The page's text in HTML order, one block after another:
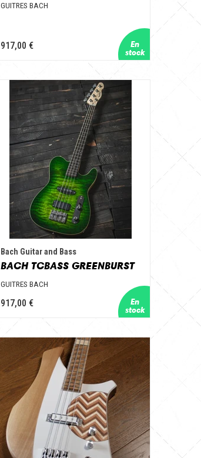
GUITRES BACH
917,00 €
Bach Guitar and Bass
BACH TCBASS GREENBURST
GUITRES BACH
917,00 €